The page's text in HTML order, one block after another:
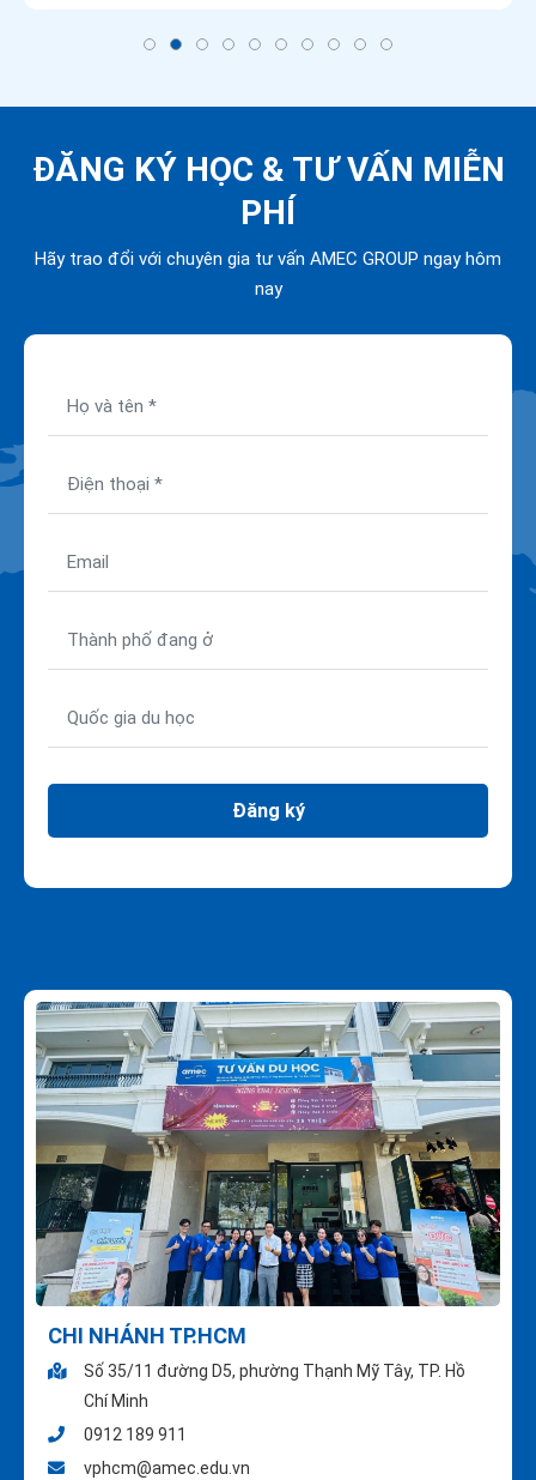
ĐĂNG KÝ HỌC & TƯ VẤN MIỄN
PHÍ
Hãy trao đổi với chuyên gia tư vấn AMEC GROUP ngay hôm
nay
Đăng ký
CHI NHÁNH TP.HCM
Số 35/11 đường D5, phường Thạnh Mỹ Tây, TP. Hồ
Chí Minh
0912 189 911
vphcm@amec.edu.vn